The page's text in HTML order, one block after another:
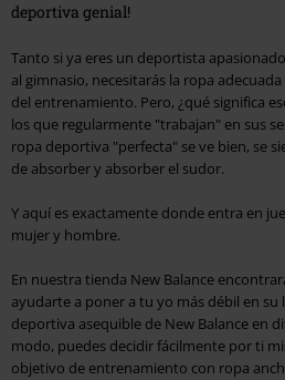
deportiva genial!
Tanto si ya eres un deportista
al gimnasio, necesitarás la ropa
del entrenamiento. Pero, ¿qué significa
los que regularmente "trabajan" en sus
ropa deportiva "perfecta" se ve bien, se
de absorber y absorber el sudor.
Y aquí es exactamente donde entra en
mujer y hombre.
En nuestra tienda New Balance
ayudarte a poner a tu yo más débil en su
deportiva asequible de New Balance en
modo, puedes decidir fácilmente por ti
objetivo de entrenamiento con ropa